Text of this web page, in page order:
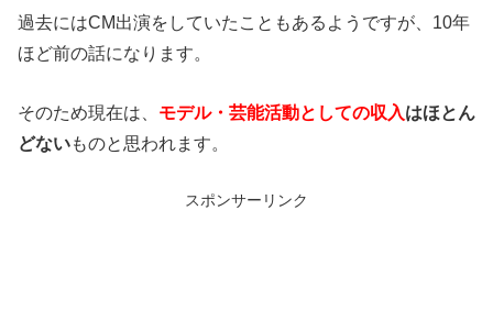
過去にはCM出演をしていたこともあるようですが、10年
ほど前の話になります。
そのため現在は、 モデル・芸能活動としての収入はほとん
どないものと思われます。
スポンサーリンク